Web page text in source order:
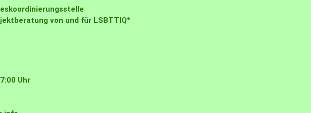
von und für LSBTTIQ*
Uhr